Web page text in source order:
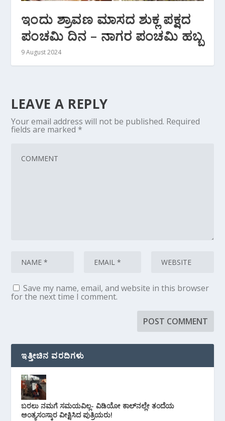
ಇಂದು ಶ್ರಾವಣ ಮಾಸದ ಶುಕ್ಲ ಪಕ್ಷದ
ಪಂಚಮಿ ದಿನ – ನಾಗರ ಪಂಚಮಿ ಹಬ್ಬ
9 August 2024
LEAVE A REPLY
Your email address will not be published. Required
fields are marked *
Save my name, email, and website in this browser
for the next time I comment.
ಇತ್ತೀಚಿನ ವರದಿಗಳು
ಬರಲು ನಮಗೆ ಸಮಯವಿಲ್ಲ- ವಿಡಿಯೋ ಕಾಲ್‌ನಲ್ಲೇ ತಂದೆಯ
ಅಂತ್ಯಸಂಸ್ಕಾರ ವೀಕ್ಷಿಸಿದ ಪುತ್ರಿಯರು!